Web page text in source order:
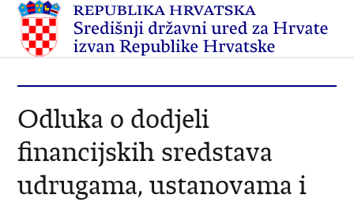
Odluka o dodjeli
financijskih sredstava
udrugama, ustanovama i